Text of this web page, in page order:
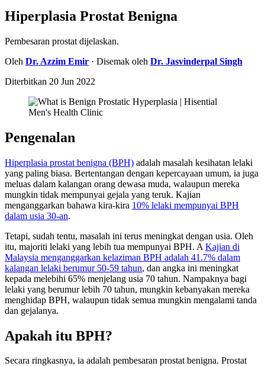
Hiperplasia Prostat Benigna
Pembesaran prostat dijelaskan.
Oleh Dr. Azzim Emir · Disemak oleh Dr. Jasvinderpal Singh
Diterbitkan 20 Jun 2022
Pengenalan
Hiperplasia prostat benigna (BPH) adalah masalah kesihatan lelaki
yang paling biasa. Bertentangan dengan kepercayaan umum, ia juga
meluas dalam kalangan orang dewasa muda, walaupun mereka
mungkin tidak mempunyai gejala yang teruk. Kajian
menganggarkan bahawa kira-kira 10% lelaki mempunyai BPH
dalam usia 30-an.
Tetapi, sudah tentu, masalah ini terus meningkat dengan usia. Oleh
itu, majoriti lelaki yang lebih tua mempunyai BPH. A Kajian di
Malaysia menganggarkan kelaziman BPH adalah 41.7% dalam
kalangan lelaki berumur 50-59 tahun, dan angka ini meningkat
kepada melebihi 65% menjelang usia 70 tahun. Nampaknya bagi
lelaki yang berumur lebih 70 tahun, mungkin kebanyakan mereka
menghidap BPH, walaupun tidak semua mungkin mengalami tanda
dan gejalanya.
Apakah itu BPH?
Secara ringkasnya, ia adalah pembesaran prostat benigna. Prostat